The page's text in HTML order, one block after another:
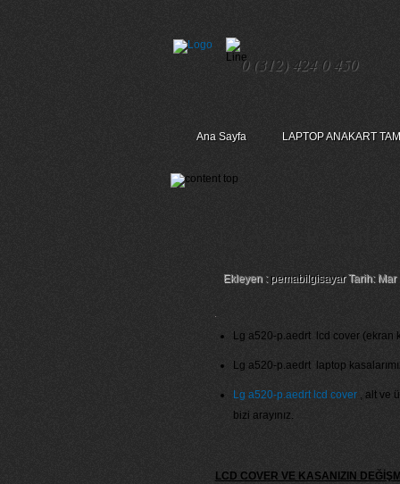
0 (312) 424 0 450
Ana Sayfa LAPTOP ANAKART
Ekleyen : pemabilgisayarTarih: Mar
Lg a520-p.aedrt lcd cover (ekran
Lg a520-p.aedrt laptop
Lg a520-p.aedrt lcd cover, alt ve
bizi arayınız.
LCD COVER VE KASANIZIN